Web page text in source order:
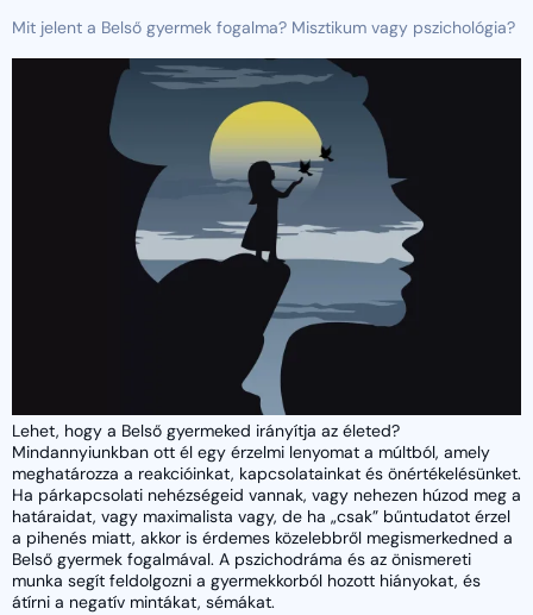
Mit jelent a Belső gyermek fogalma? Misztikum vagy pszichológia?
Lehet, hogy a Belső gyermeked irányítja az életed?
Mindannyiunkban ott él egy érzelmi lenyomat a múltból, amely
meghatározza a reakcióinkat, kapcsolatainkat és önértékelésünket.
Ha párkapcsolati nehézségeid vannak, vagy nehezen húzod meg a
határaidat, vagy maximalista vagy, de ha „csak” bűntudatot érzel
a pihenés miatt, akkor is érdemes közelebbről megismerkedned a
Belső gyermek fogalmával. A pszichodráma és az önismereti
munka segít feldolgozni a gyermekkorból hozott hiányokat, és
átírni a negatív mintákat, sémákat.